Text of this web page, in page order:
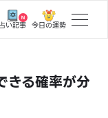
占い記事 今日の運勢
きる確率が分